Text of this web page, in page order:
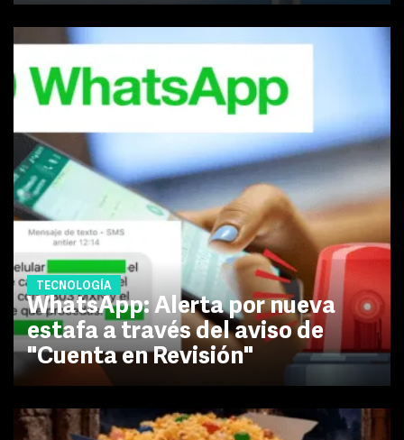
TECNOLOGÍA
WhatsApp: Alerta por nueva
estafa a través del aviso de
"Cuenta en Revisión"